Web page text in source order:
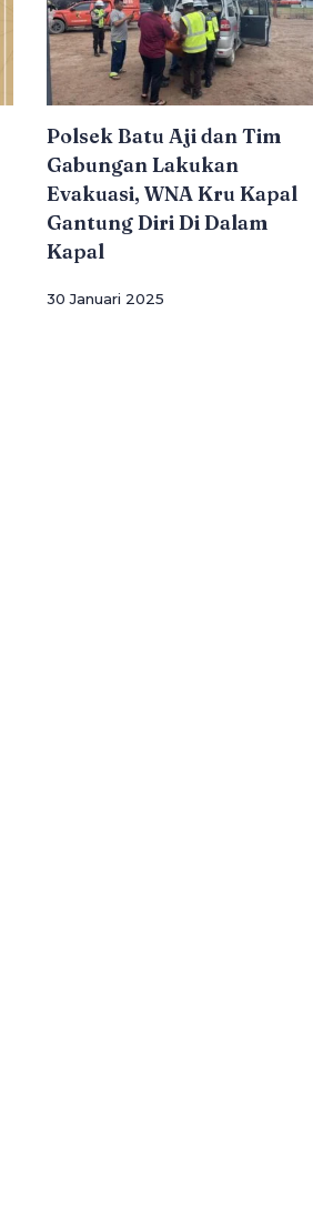
Polsek Batu Aji dan Tim
Gabungan Lakukan
Evakuasi, WNA Kru Kapal
Gantung Diri Di Dalam
Kapal
30 Januari 2025